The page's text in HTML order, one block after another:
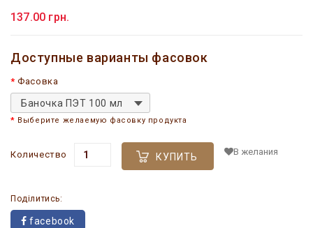
137.00 грн.
Доступные варианты фасовок
Фасовка
Баночка ПЭТ 100 мл
Выберите желаемую фасовку продукта
Количество КУПИТЬ В желания
Поділитись:
facebook